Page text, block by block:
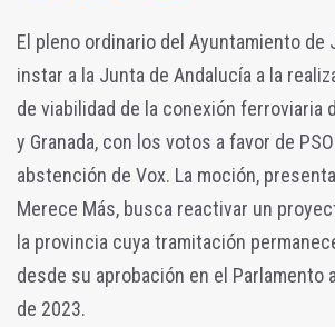
El pleno ordinario del Ayuntamiento de
instar a la Junta de Andalucía a la
de viabilidad de la conexión ferroviaria
y Granada, con los votos a favor de
abstención de Vox. La moción,
Merece Más, busca reactivar un
la provincia cuya tramitación
desde su aprobación en el Parlamento
de 2023.